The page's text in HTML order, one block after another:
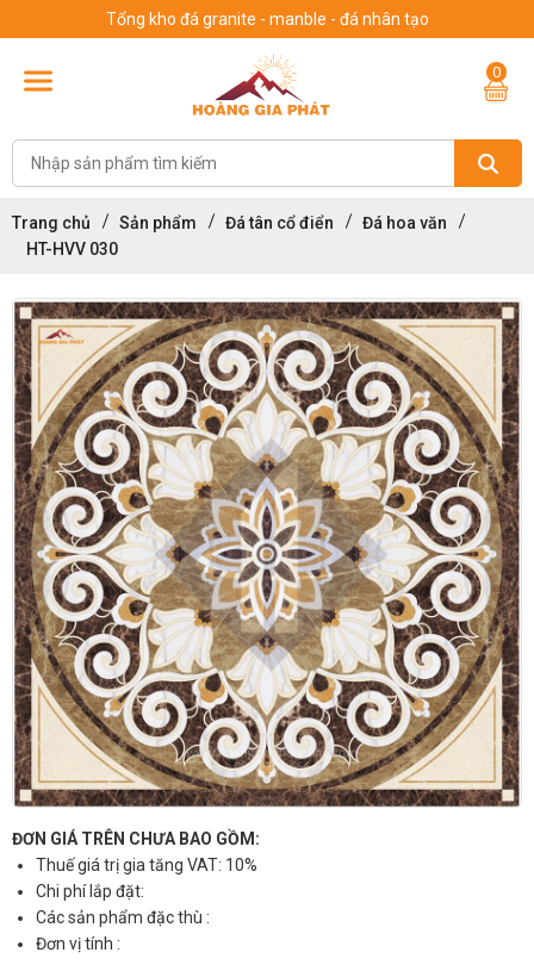
Tổng kho đá granite - manble - đá nhân tạo
0
Trang chủ Sản phẩm Đá tân cổ điển
Đá hoa văn
HT-HVV 030
ĐƠN GIÁ TRÊN CHƯA BAO GỒM:
Thuế giá trị gia tăng VAT: 10%
Chi phí lắp đặt:
Các sản phẩm đặc thù :
Đơn vị tính :